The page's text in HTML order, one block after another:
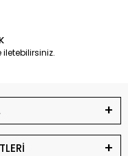
iletebilirsiniz.